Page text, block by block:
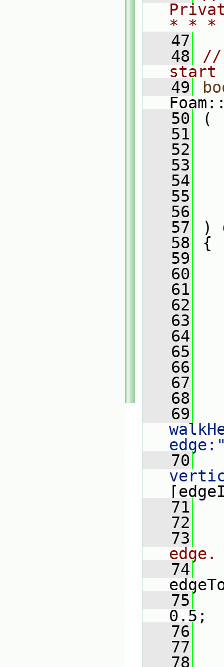
* *
   47
   48
//
start
   49
   50
(
   51
   52
   53
   54
   55
   56
   57
)
   58
{
   59
   60
   61
   62
   63
   64
   65
   66
   67
   68
   69
   70
   71
   72
   73
   74
   75
0.5;
   76
   77
   78